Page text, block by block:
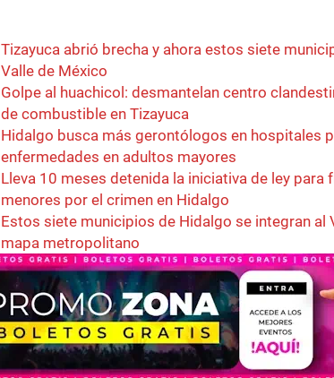
Tizayuca abrió brecha y ahora estos siete
Valle de México
Golpe al huachicol: desmantelan centro
de combustible en Tizayuca
Hidalgo busca más gerontólogos en hospitales
enfermedades en adultos mayores
Lleva 10 meses detenida la iniciativa de ley para
menores por el crimen en Hidalgo
Estos siete municipios de Hidalgo se integran al
mapa metropolitano